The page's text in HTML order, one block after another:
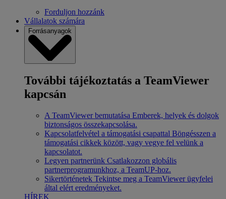
Forduljon hozzánk
Vállalatok számára
Forrásanyagok
További tájékoztatás a TeamViewer
kapcsán
A TeamViewer bemutatása Emberek, helyek és dolgok
biztonságos összekapcsolása.
Kapcsolatfelvétel a támogatási csapattal Böngésszen a
támogatási cikkek között, vagy vegye fel velünk a
kapcsolatot.
Legyen partnerünk Csatlakozzon globális
partnerprogramunkhoz, a TeamUP-hoz.
Sikertörténetek Tekintse meg a TeamViewer ügyfelei
által elért eredményeket.
HÍREK